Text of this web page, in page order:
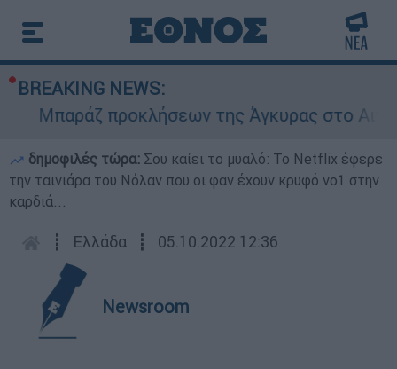
BREAKING NEWS:
Μπαράζ προκλήσεων της Άγκυρας στο Αιγαίο:
δημοφιλές τώρα: Σου καίει το μυαλό: Το Netflix έφερε
την ταινιάρα του Νόλαν που οι φαν έχουν κρυφό νο1 στην
καρδιά...
┋ Ελλάδα ┋ 05.10.2022 12:36
Newsroom